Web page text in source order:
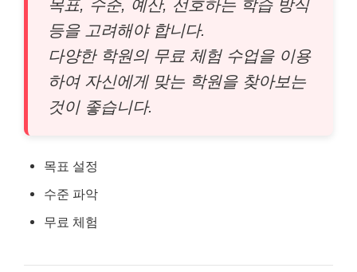
목표, 수준, 예산, 선호하는 학습 방식
등을 고려해야 합니다.
다양한 학원의 무료 체험 수업을 이용
하여 자신에게 맞는 학원을 찾아보는
것이 좋습니다.
목표 설정
수준 파악
무료 체험